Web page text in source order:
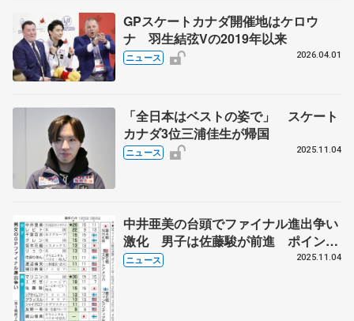
GPスケートカナダ開催地はケロウ
ナ 羽生結弦Vの2019年以来
ニュース 2026.04.01
「全日本はベストの姿で」 スケート
カナダ3位三浦佳生が帰国
ニュース 2025.11.04
中井亜美の台頭でファイナル進出争い
激化 男子は佐藤駿が前進 ポイント
表とともにGP前半3戦を振り返る
ニュース 2025.11.04